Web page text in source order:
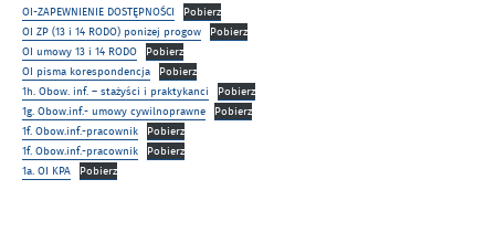
OI-ZAPEWNIENIE DOSTĘPNOŚCI
Pobierz
OI ZP (13 i 14 RODO) ponizej progow Pobierz
OI umowy 13 i 14 RODO Pobierz
OI pisma korespondencja Pobierz
1h. Obow. inf. – stażyści i praktykanci
Pobierz
1g. Obow.inf.- umowy cywilnoprawne Pobierz
1f. Obow.inf.-pracownik Pobierz
1f. Obow.inf.-pracownik Pobierz
1a. OI KPA Pobierz